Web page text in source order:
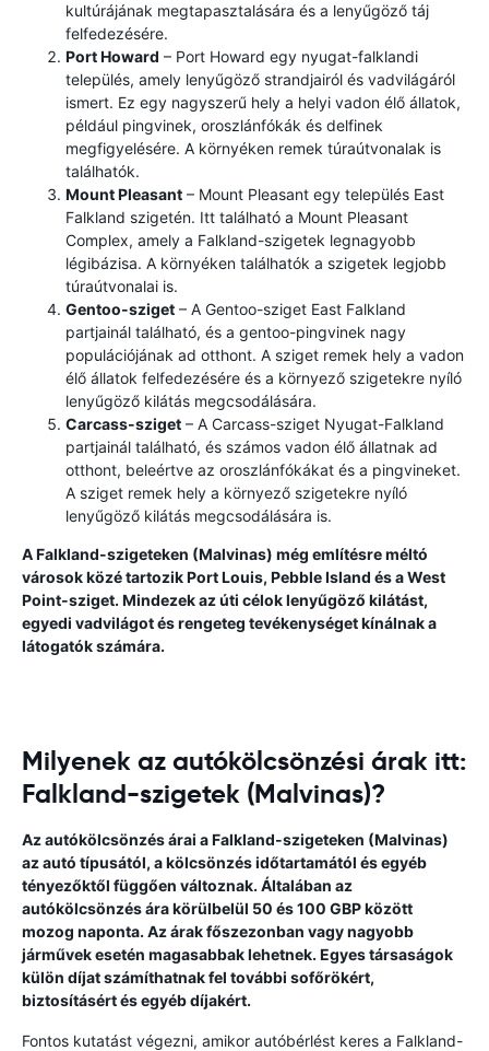
kultúrájának megtapasztalására és a lenyűgöző táj
felfedezésére.
Port Howard – Port Howard egy nyugat-falklandi
település, amely lenyűgöző strandjairól és vadvilágáról
ismert. Ez egy nagyszerű hely a helyi vadon élő állatok,
például pingvinek, oroszlánfókák és delfinek
megfigyelésére. A környéken remek túraútvonalak is
találhatók.
Mount Pleasant – Mount Pleasant egy település East
Falkland szigetén. Itt található a Mount Pleasant
Complex, amely a Falkland-szigetek legnagyobb
légibázisa. A környéken találhatók a szigetek legjobb
túraútvonalai is.
Gentoo-sziget – A Gentoo-sziget East Falkland
partjainál található, és a gentoo-pingvinek nagy
populációjának ad otthont. A sziget remek hely a vadon
élő állatok felfedezésére és a környező szigetekre nyíló
lenyűgöző kilátás megcsodálására.
Carcass-sziget – A Carcass-sziget Nyugat-Falkland
partjainál található, és számos vadon élő állatnak ad
otthont, beleértve az oroszlánfókákat és a pingvineket.
A sziget remek hely a környező szigetekre nyíló
lenyűgöző kilátás megcsodálására is.
A Falkland-szigeteken (Malvinas) még említésre méltó
városok közé tartozik Port Louis, Pebble Island és a West
Point-sziget. Mindezek az úti célok lenyűgöző kilátást,
egyedi vadvilágot és rengeteg tevékenységet kínálnak a
látogatók számára.
Milyenek az autókölcsönzési árak itt:
Falkland-szigetek (Malvinas)?
Az autókölcsönzés árai a Falkland-szigeteken (Malvinas)
az autó típusától, a kölcsönzés időtartamától és egyéb
tényezőktől függően változnak. Általában az
autókölcsönzés ára körülbelül 50 és 100 GBP között
mozog naponta. Az árak főszezonban vagy nagyobb
járművek esetén magasabbak lehetnek. Egyes társaságok
külön díjat számíthatnak fel további sofőrökért,
biztosításért és egyéb díjakért.
Fontos kutatást végezni, amikor autóbérlést keres a Falkland-